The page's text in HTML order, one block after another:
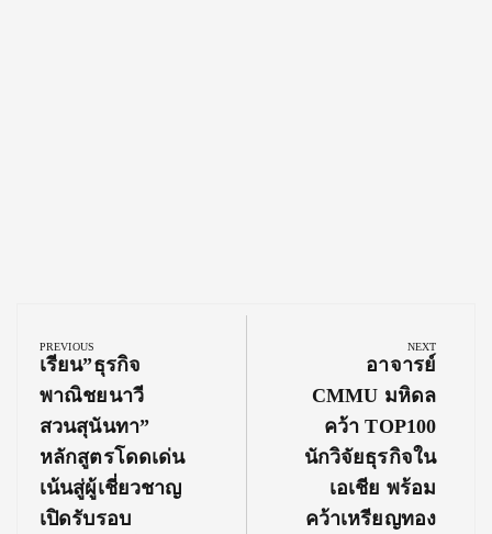
navigation
PREVIOUS
Previous
Post:
เรียน”ธุรกิจ
พาณิชยนาวี
สวนสุนันทา”
หลักสูตรโดดเด่น
เน้นสู่ผู้เชี่ยวชาญ
เปิดรับรอบ
NEXT
Next
Post:
อาจารย์
CMMU มหิดล
คว้า TOP100
นักวิจัยธุรกิจใน
เอเชีย พร้อม
คว้าเหรียญทอง